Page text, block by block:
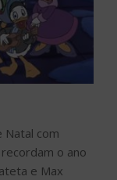
Natal com
o ano
e Max